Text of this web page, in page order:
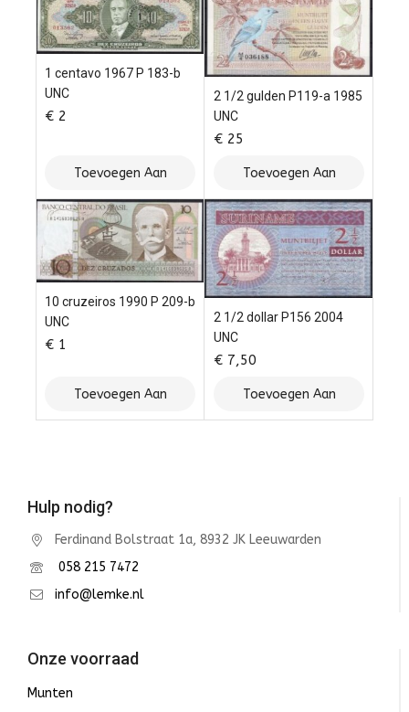
1 centavo 1967 P 183-b
UNC
€ 2
Toevoegen Aan
Winkelwagen
2 1/2 gulden P119-a 1985
UNC
€ 25
Toevoegen Aan
Winkelwagen
10 cruzeiros 1990 P 209-b
UNC
€ 1
Toevoegen Aan
Winkelwagen
2 1/2 dollar P156 2004
UNC
€ 7,50
Toevoegen Aan
Winkelwagen
Hulp nodig?
Ferdinand Bolstraat 1a, 8932 JK Leeuwarden
058 215 7472
info@lemke.nl
Onze voorraad
Munten